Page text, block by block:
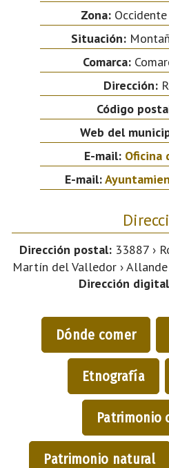
Zona:Occidente
Situación:
Comarca:
Dirección:
Código
Web del
E-mail: Oficina
E-mail:
Dirección postal: 33887 ›
Martín del Valledor ›
Dirección
Dónde comer
Etnografía
Patrimonio
Patrimonio natural